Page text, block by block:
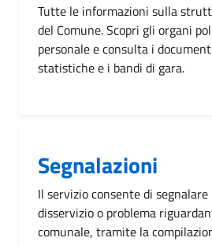
Tutte le informazioni sulla
del Comune. Scopri gli organi
personale e consulta i
statistiche e i bandi di gara.
Segnalazioni
Il servizio consente di
disservizio o problema
comunale, tramite la